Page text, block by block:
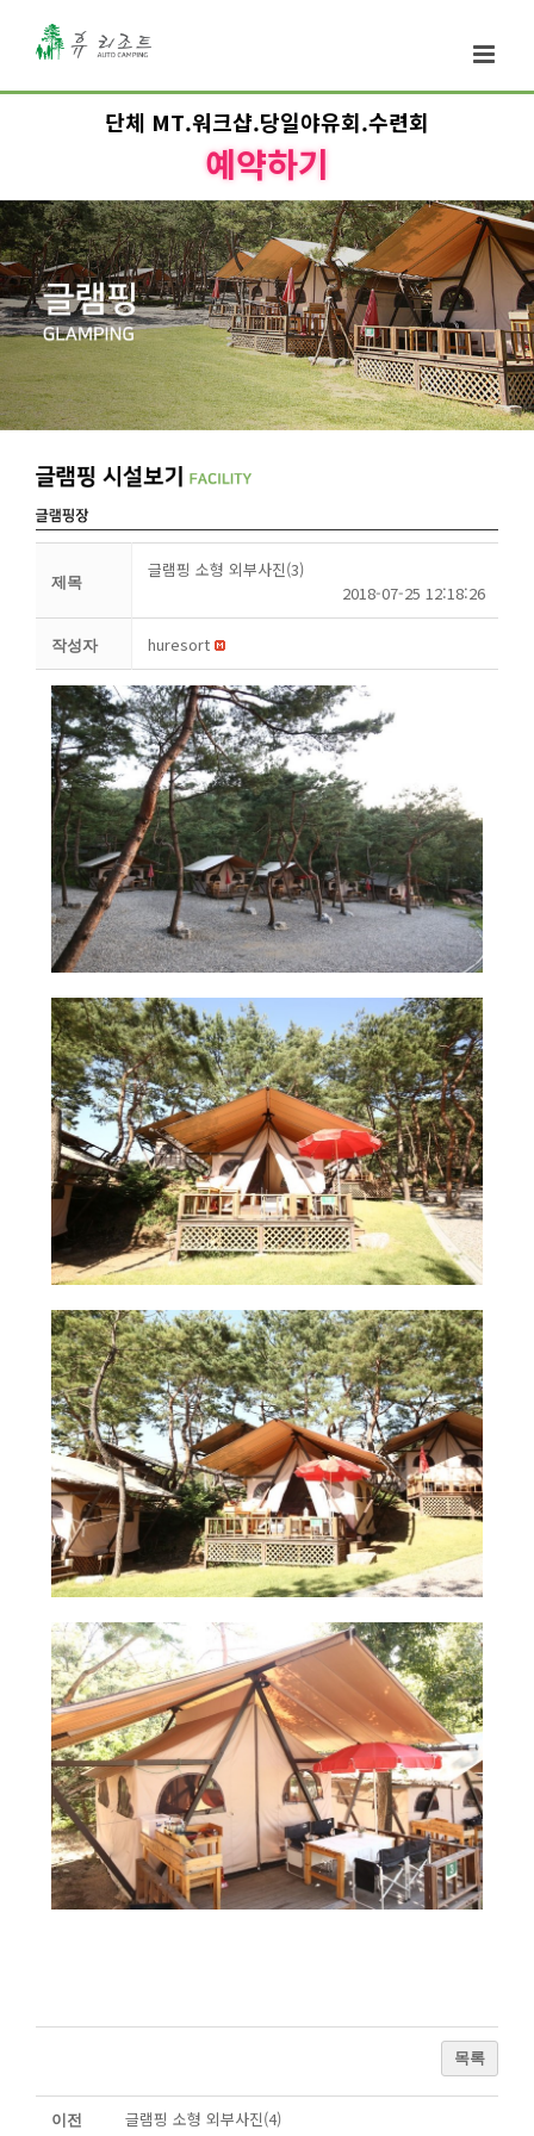
단체 MT.워크샵.당일야유회.수련회
예약하기
제목
글램핑 소형 외부사진(3)
2018-07-25 12:18:26
작성자 huresort
목록
이전 글램핑 소형 외부사진(4)